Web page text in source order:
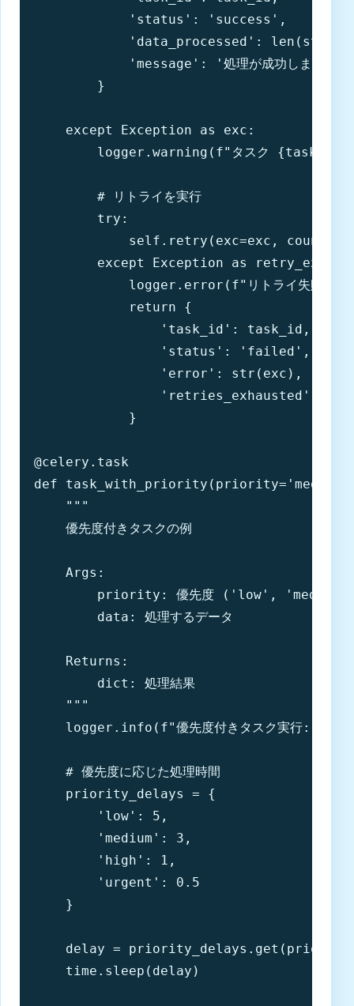
            'status': 'success',
'data_processed':
            'message': '処理が成功しました'
        }
    except Exception as exc:
logger.warning(f"タスク {task_id}
        # リトライを実行
        try:
self.retry(exc=exc,
        except Exception as retry_exc:
logger.error(f"リトライ失敗:
            return {
                'task_id': task_id,
                'status': 'failed',
                'error': str(exc),
'retries_exhausted':
            }
@celery.task
def task_with_priority(priority='medium',
    """
    優先度付きタスクの例
    Args:
priority: 優先度 ('low',
        data: 処理するデータ
    Returns:
        dict: 処理結果
    """
logger.info(f"優先度付きタスク実行: 優
    # 優先度に応じた処理時間
    priority_delays = {
        'low': 5,
        'medium': 3,
        'high': 1,
        'urgent': 0.5
    }
delay =
    time.sleep(delay)